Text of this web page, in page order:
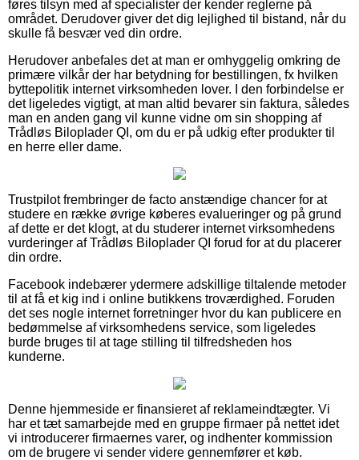
føres tilsyn med af specialister der kender reglerne på
området. Derudover giver det dig lejlighed til bistand, når du
skulle få besvær ved din ordre.
Herudover anbefales det at man er omhyggelig omkring de
primære vilkår der har betydning for bestillingen, fx hvilken
byttepolitik internet virksomheden lover. I den forbindelse er
det ligeledes vigtigt, at man altid bevarer sin faktura, således
man en anden gang vil kunne vidne om sin shopping af
Trådløs Biloplader QI, om du er på udkig efter produkter til
en herre eller dame.
Trustpilot frembringer de facto anstændige chancer for at
studere en række øvrige køberes evalueringer og på grund
af dette er det klogt, at du studerer internet virksomhedens
vurderinger af Trådløs Biloplader QI forud for at du placerer
din ordre.
Facebook indebærer ydermere adskillige tiltalende metoder
til at få et kig ind i online butikkens troværdighed. Foruden
det ses nogle internet forretninger hvor du kan publicere en
bedømmelse af virksomhedens service, som ligeledes
burde bruges til at tage stilling til tilfredsheden hos
kunderne.
Denne hjemmeside er finansieret af reklameindtægter. Vi
har et tæt samarbejde med en gruppe firmaer på nettet idet
vi introducerer firmaernes varer, og indhenter kommission
om de brugere vi sender videre gennemfører et køb.